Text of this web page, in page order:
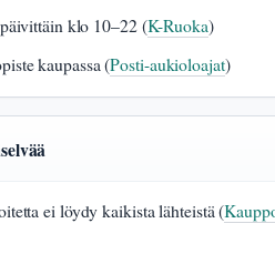
klo 10–22 (K-Ruoka)
kaupassa (Posti-aukioloajat)
ei löydy kaikista lähteistä (